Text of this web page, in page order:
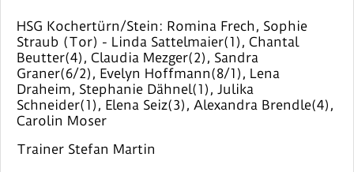
HSG Kochertürn/Stein: Romina Frech, Sophie
Straub (Tor) - Linda Sattelmaier(1), Chantal
Beutter(4), Claudia Mezger(2), Sandra
Graner(6/2), Evelyn Hoffmann(8/1), Lena
Draheim, Stephanie Dähnel(1), Julika
Schneider(1), Elena Seiz(3), Alexandra Brendle(4),
Carolin Moser
Trainer Stefan Martin